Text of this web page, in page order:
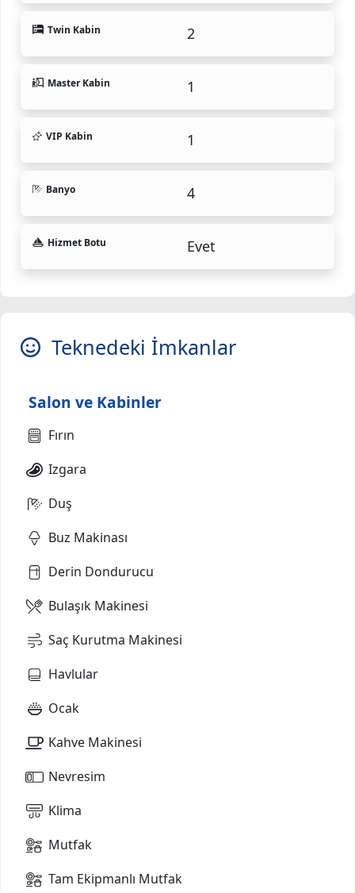
Twin Kabin 2
Master Kabin 1
VIP Kabin 1
Banyo 4
Hizmet Botu Evet
Teknedeki İmkanlar
Salon ve Kabinler
Fırın
Izgara
Duş
Buz Makinası
Derin Dondurucu
Bulaşık Makinesi
Saç Kurutma Makinesi
Havlular
Ocak
Kahve Makinesi
Nevresim
Klima
Mutfak
Tam Ekipmanlı Mutfak